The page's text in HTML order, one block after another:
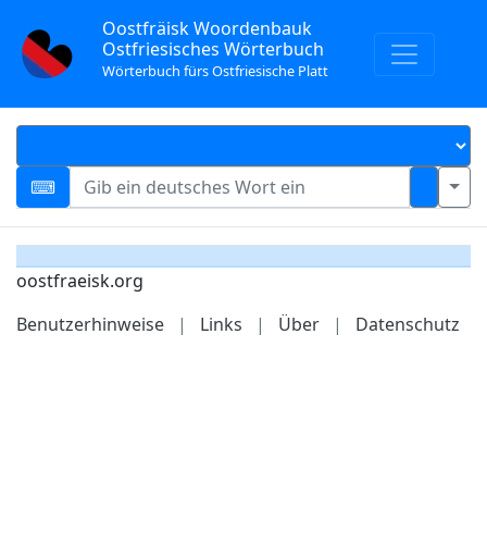
Oostfräisk Woordenbauk
Ostfriesisches Wörterbuch
Wörterbuch fürs Ostfriesische Platt
oostfraeisk.org
Benutzerhinweise
| Links | Über | Datenschutz